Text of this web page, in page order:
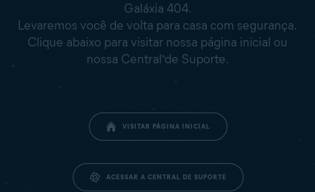
Galáxia 404.
Levaremos você de volta para casa com segurança.
Clique abaixo para visitar nossa página inicial ou
nossa Central de Suporte.
VISITAR PÁGINA INICIAL
ACESSAR A CENTRAL DE SUPORTE